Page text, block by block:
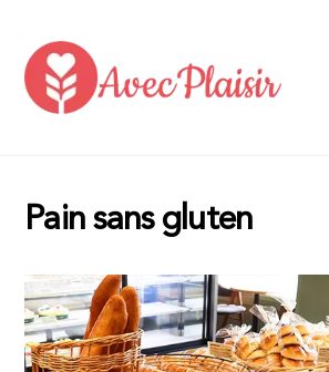
content
Pain sans gluten